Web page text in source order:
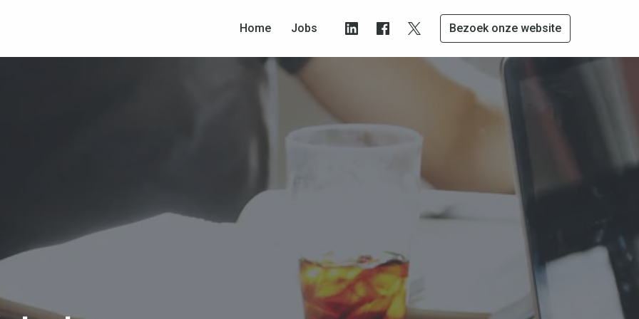
Home Jobs Bezoek onze website